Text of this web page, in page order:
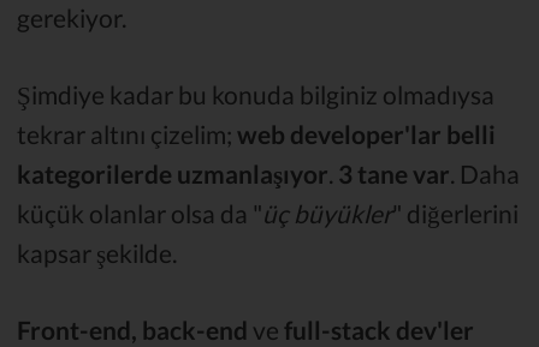
gerekiyor.
Şimdiye kadar bu konuda bilginiz olmadıysa
tekrar altını çizelim; web developer'lar belli
kategorilerde uzmanlaşıyor. 3 tane var. Daha
küçük olanlar olsa da "üç büyükler" diğerlerini
kapsar şekilde.
Front-end, back-end ve full-stack dev'ler